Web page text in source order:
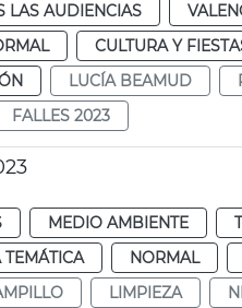
LAS AUDIENCIAS
CULTURA Y
LUCÍA BEAMUD
FALLES 2023
MEDIO AMBIENTE
NORMAL
LIMPIEZA